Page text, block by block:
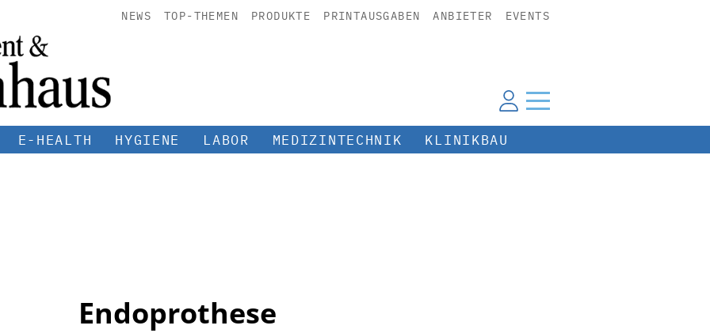
NEWS TOP-THEMEN PRODUKTE PRINTAUSGABEN ANBIETER EVENTS
E-HEALTH HYGIENE LABOR MEDIZINTECHNIK KLINIKBAU
Endoprothese